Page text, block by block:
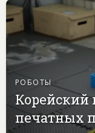
РОБОТЫ
Корейский
печатных